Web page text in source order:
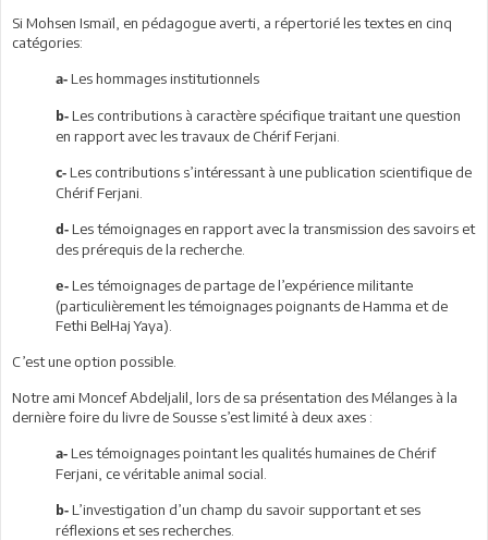
Si Mohsen Ismaïl, en pédagogue averti, a répertorié les textes en cinq
catégories:
a- Les hommages institutionnels
b- Les contributions à caractère spécifique traitant une question
en rapport avec les travaux de Chérif Ferjani.
c- Les contributions s’intéressant à une publication scientifique de
Chérif Ferjani.
d- Les témoignages en rapport avec la transmission des savoirs et
des prérequis de la recherche.
e- Les témoignages de partage de l’expérience militante
(particulièrement les témoignages poignants de Hamma et de
Fethi BelHaj Yaya).
C’est une option possible.
Notre ami Moncef Abdeljalil, lors de sa présentation des Mélanges à la
dernière foire du livre de Sousse s’est limité à deux axes :
a- Les témoignages pointant les qualités humaines de Chérif
Ferjani, ce véritable animal social.
b- L’investigation d’un champ du savoir supportant et ses
réflexions et ses recherches.